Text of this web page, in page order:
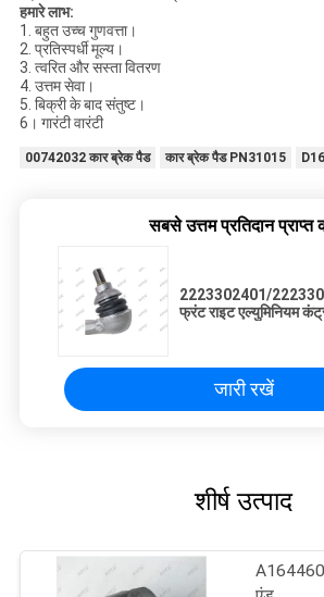
हमारे लाभ:
1. बहुत उच्च गुणवत्ता।
2. प्रतिस्पर्धी मूल्य।
3. त्वरित और सस्ता वितरण
4. उत्तम सेवा।
5. बिक्री के बाद संतुष्ट।
6। गारंटी वारंटी
00742032 कार ब्रेक पैड कार ब्रेक पैड PN31015
सबसे उत्तम प्रतिदान प्राप्त
2223302401/
फ्रंट राइट एल्युमिनियम
जारी रखें
शीर्ष उत्पाद